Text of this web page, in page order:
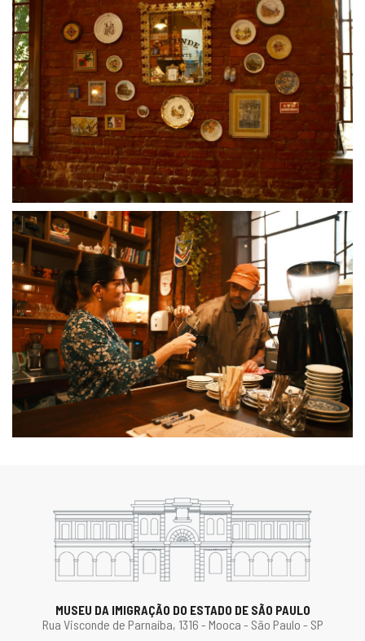
MUSEU DA IMIGRAÇÃO DO ESTADO DE SÃO PAULO
Rua Visconde de Parnaíba, 1316 - Mooca - São Paulo - SP